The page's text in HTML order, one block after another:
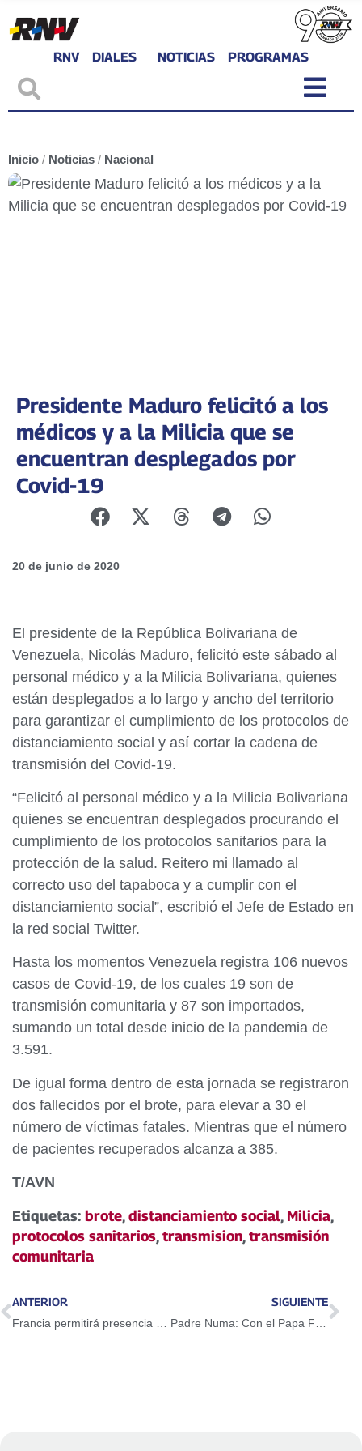
RNV DIALES NOTICIAS PROGRAMAS
Inicio / Noticias / Nacional
Presidente Maduro felicitó a los
médicos y a la Milicia que se
encuentran desplegados por
Covid-19
20 de junio de 2020
El presidente de la República Bolivariana de
Venezuela, Nicolás Maduro, felicitó este sábado al
personal médico y a la Milicia Bolivariana, quienes
están desplegados a lo largo y ancho del territorio
para garantizar el cumplimiento de los protocolos de
distanciamiento social y así cortar la cadena de
transmisión del Covid-19.
“Felicitó al personal médico y a la Milicia Bolivariana
quienes se encuentran desplegados procurando el
cumplimiento de los protocolos sanitarios para la
protección de la salud. Reitero mi llamado al
correcto uso del tapaboca y a cumplir con el
distanciamiento social”, escribió el Jefe de Estado en
la red social Twitter.
Hasta los momentos Venezuela registra 106 nuevos
casos de Covid-19, de los cuales 19 son de
transmisión comunitaria y 87 son importados,
sumando un total desde inicio de la pandemia de
3.591.
De igual forma dentro de esta jornada se registraron
dos fallecidos por el brote, para elevar a 30 el
número de víctimas fatales. Mientras que el número
de pacientes recuperados alcanza a 385.
T/AVN
Etiquetas: brote,distanciamiento social, Milicia,
protocolos sanitarios,transmision,transmisión
comunitaria
ANTERIOR SIGUIENTE